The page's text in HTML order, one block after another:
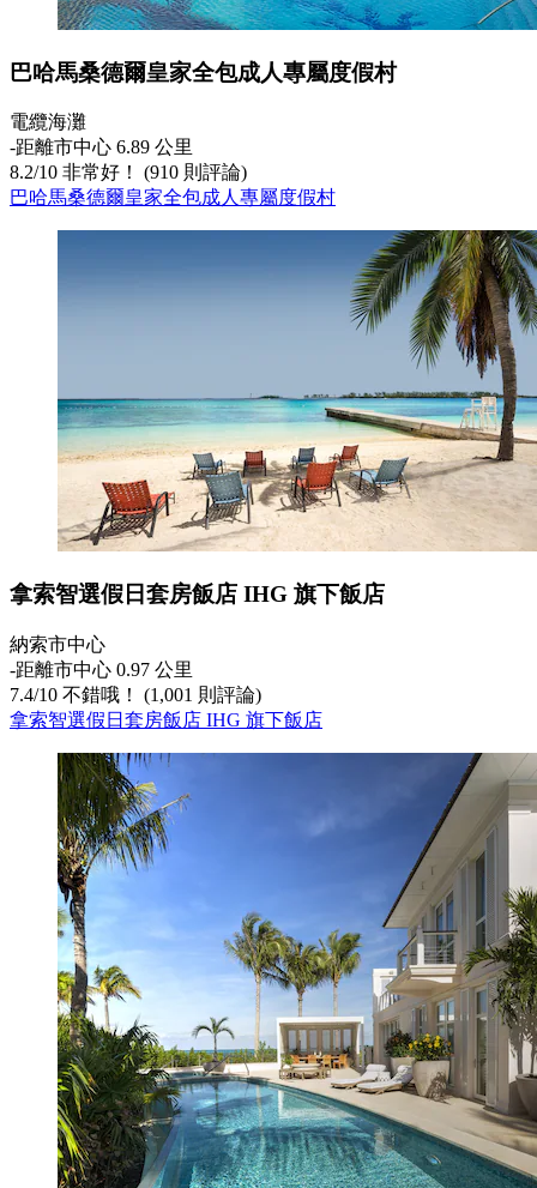
巴哈馬桑德爾皇家全包成人專屬度假村
電纜海灘
‐距離市中心 6.89 公里
8.2/10 非常好！ (910 則評論)
巴哈馬桑德爾皇家全包成人專屬度假村
拿索智選假日套房飯店 IHG 旗下飯店
納索市中心
‐距離市中心 0.97 公里
7.4/10 不錯哦！ (1,001 則評論)
拿索智選假日套房飯店 IHG 旗下飯店